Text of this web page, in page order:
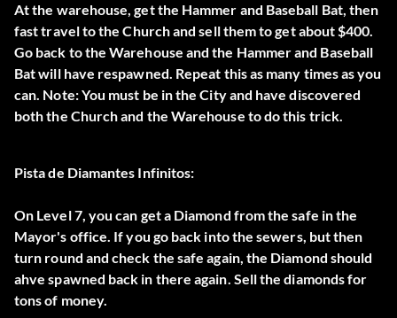
At the warehouse, get the Hammer and Baseball Bat, then
fast travel to the Church and sell them to get about $400.
Go back to the Warehouse and the Hammer and Baseball
Bat will have respawned. Repeat this as many times as you
can. Note: You must be in the City and have discovered
both the Church and the Warehouse to do this trick.
Pista de Diamantes Infinitos:
On Level 7, you can get a Diamond from the safe in the
Mayor's office. If you go back into the sewers, but then
turn round and check the safe again, the Diamond should
ahve spawned back in there again. Sell the diamonds for
tons of money.